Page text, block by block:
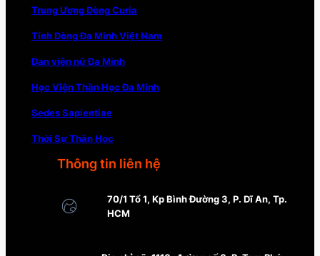
Trung Ương Dòng Curia
Tỉnh Dòng Đa Minh Việt Nam
Đan viện nữ Đa Minh
Học Viện Thần Học Đa Minh
Sedes Sapientiae
Thời Sự Thần Học
Thông tin liên hệ
70/1 Tổ 1, Kp Bình Đường 3, P. Dĩ An, Tp.
HCM